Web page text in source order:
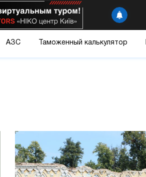
АЗС Таможенный калькулятор